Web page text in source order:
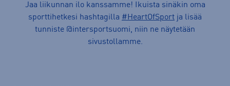
Jaa liikunnan ilo kanssamme! Ikuista sinäkin oma
sporttihetkesi hashtagilla #HeartOfSport ja lisää
tunniste @intersportsuomi, niin ne näytetään
sivustollamme.